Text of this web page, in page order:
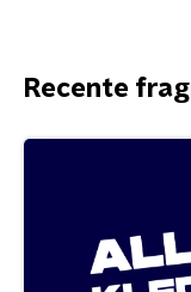
Recente